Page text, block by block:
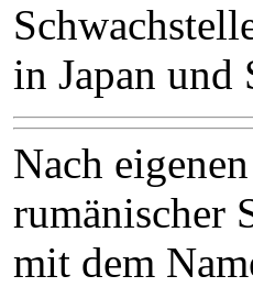
in Japan und
Nach
rumänischer
mit dem